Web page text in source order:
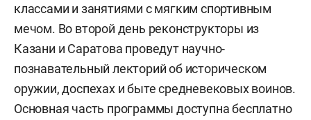
классами и занятиями с мягким спортивным
мечом. Во второй день реконструкторы из
Казани и Саратова проведут научно-
познавательный лекторий об историческом
оружии, доспехах и быте средневековых воинов.
Основная часть программы доступна бесплатно